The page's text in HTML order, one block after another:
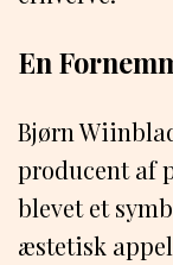
En
Bjørn
producent af
blevet et
æstetisk